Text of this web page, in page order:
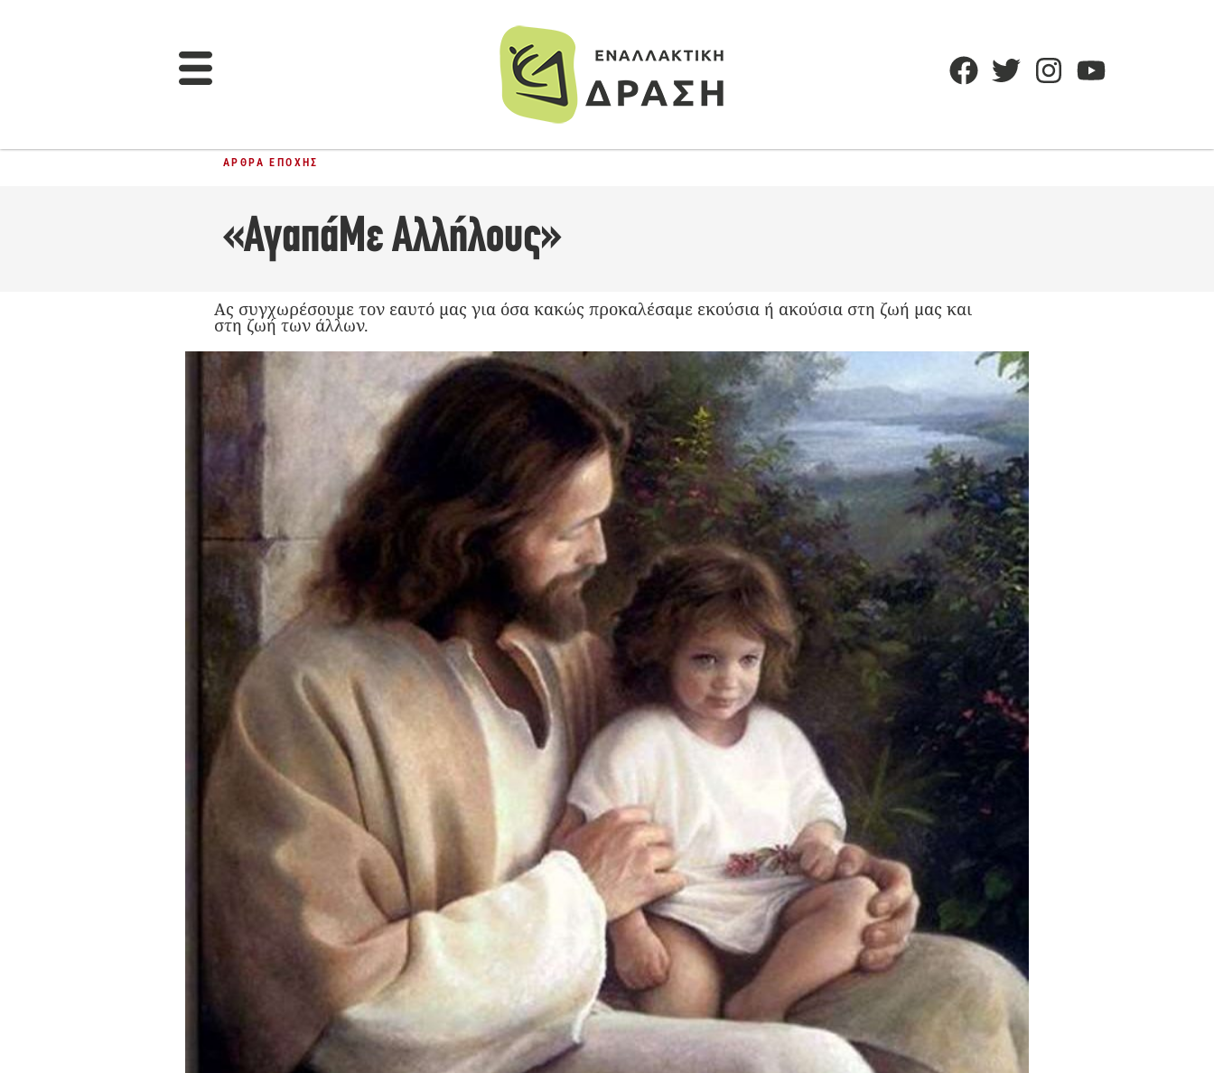
ΆΡΘΡΑ ΕΠΟΧΉΣ
«ΑγαπάΜε Αλλήλους»
Ας συγχωρέσουμε τον εαυτό μας για όσα κακώς προκαλέσαμε εκούσια ή ακούσια στη ζωή μας και
στη ζωή των άλλων.